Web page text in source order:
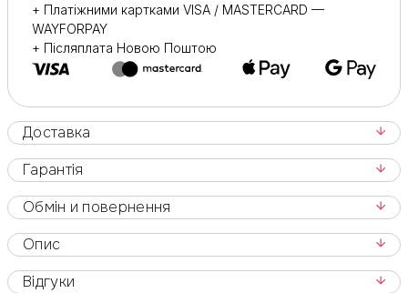
+ Платіжними картками VISA / MASTERCARD —
WAYFORPAY
+ Післяплата Новою Поштою
Доставка
Гарантія
Обмін и повернення
Опис
Відгуки